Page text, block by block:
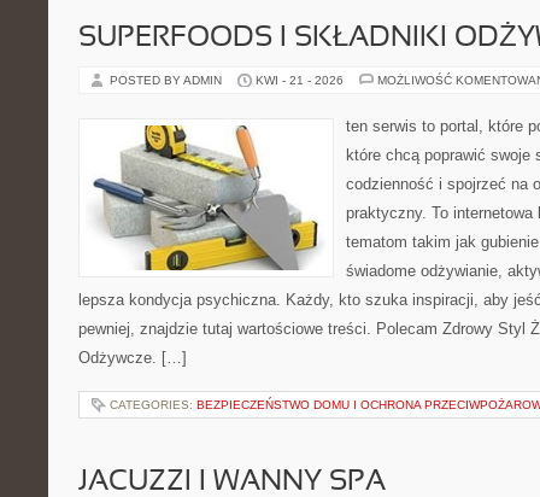
SUPERFOODS I SKŁADNIKI
POSTED BY ADMIN KWI - 21 - 2026 MOŻLIWOŚĆ
ten serwis to portal, które
które chcą poprawić swoje
codzienność i spojrzeć na
praktyczny. To
tematom takim jak
świadome odżywianie,
lepsza kondycja psychiczna. Każdy, kto szuka inspiracji, aby
pewniej, znajdzie tutaj wartościowe treści. Polecam Zdrowy Styl
Odżywcze. […]
CATEGORIES: BEZPIECZEŃSTWO DOMU I OCHRONA
JACUZZI I WANNY SPA